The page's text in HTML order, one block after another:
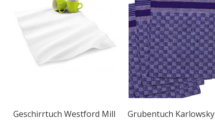
Geschirrtuch Westford Mill Grubentuch Karlowsky